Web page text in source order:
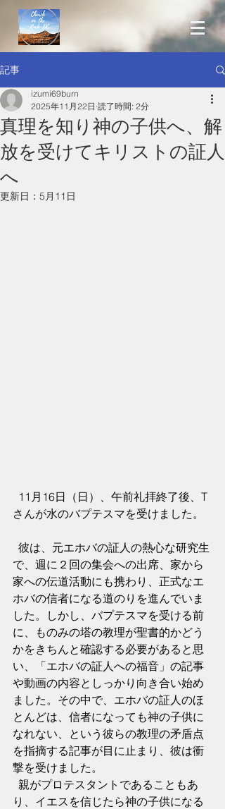
記事
真理を知り神の子供へ、解
放を受けてキリストの証人
へ
izumi69burn
2025年11月22日 読了時間: 2分
更新日： 5月11日
さんが水のバプテスマを受けました。
で、週に２回の集会への出席、家から
家への伝道活動にも携わり、正式なエ
ホバの信者になる道のりを進んでいま
した。しかし、バプテスマを受ける前
に、ものみの塔の教理が聖書的かどう
かをきちんと確認する必要があると思
い、「エホバの証人への福音」の記事
や動画の内容としっかり向き合い始め
ました。その中で、エホバの証人のほ
とんどは、信者になっても神の子供に
なれない、という彼らの教理の矛盾点
を指摘する記事が目に止まり、彼は衝
撃を受けました。
り、イエスを信じたら神の子供になる